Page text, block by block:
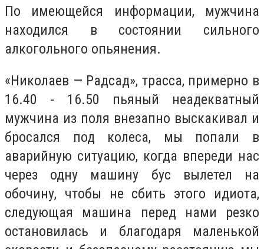
По имеющейся информации, мужчина
находился в состоянии сильного
алкогольного опьянения.
«Николаев — Радсад», трасса, примерно в
16.40 - 16.50 пьяный неадекватный
мужчина из поля внезапно выскакивал и
бросался под колеса, мы попали в
аварийную ситуацию, когда впереди нас
через одну машину бус вылетел на
обочину, чтобы не сбить этого идиота,
следующая машина перед нами резко
остановилась и благодаря маленькой